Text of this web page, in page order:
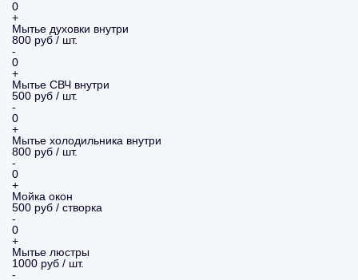
0
+
Мытье духовки внутри
800 руб / шт.
-
0
+
Мытье СВЧ внутри
500 руб / шт.
-
0
+
Мытье холодильника внутри
800 руб / шт.
-
0
+
Мойка окон
500 руб / створка
-
0
+
Мытье люстры
1000 руб / шт.
-